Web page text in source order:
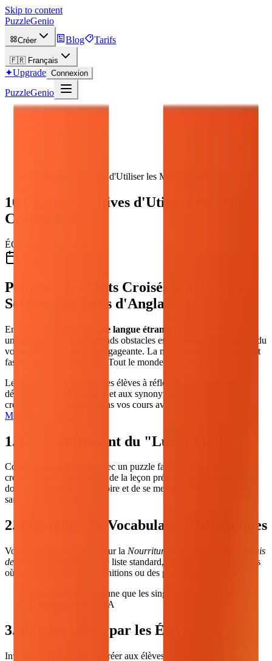
Skip to content
PuzzleGenio
Créer Blog Tarifs
🇫🇷 Français
✦Upgrade Connexion
PuzzleGenio
10 Façons Créatives d'Utiliser les Mots Croisés ESL
10 Façons Créatives d'Utiliser les Mots
Croisés ESL
ÉQ
Pourquoi les Mots Croisés sont l'Arme
Secrète des Profs d'Anglais
Enseigner l'anglais comme langue étrangère
uniques. L'un des plus grands obstacles est de rendre l'acquisition du
vocabulaire amusante et engageante. La mémorisation par cœur est
fastidieuse, mais les jeux ? Tout le monde aime les jeux.
Les mots croisés obligent les élèves à réfléchir simultanément aux
définitions, à l'orthographe et aux synonymes. Voici 10 façons
créatives de les intégrer dans vos cours avec notre
Mots Croisés Gratuit
1. L'Échauffement du "Lundi Matin"
Commencez la semaine avec un puzzle facile. Créez des mots
croisés avec le vocabulaire de la leçon précédente. C'est une façon
douce de réactiver la mémoire et de se mettre en "mode anglais"
sans la pression d'un test.
2. Ensembles de Vocabulaire Thématiques
Vous enseignez une unité sur la Nourriture
Anglais
des Affaires
? Au lieu d'une liste standard, générez des mots croisés
où les indices sont des définitions ou des phrases contextuelles.
: "Un fruit jaune que les singes adorent." (6 lettres)
: BANANA
3. Puzzles Créés par les Élèves
Inversez les rôles ! Faites créer aux élèves avancés leurs propres